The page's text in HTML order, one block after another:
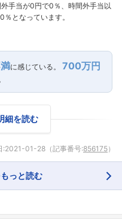
した
手当が0円で0％、時間外手当以
となっています。
に感じている。 700万円
細を読む
:2021-01-28 （記事番号:856175）
っと読む